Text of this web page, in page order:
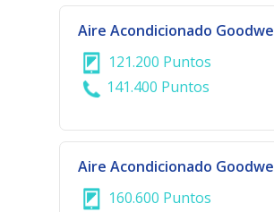
121.200 Puntos
141.400 Puntos
160.600 Puntos